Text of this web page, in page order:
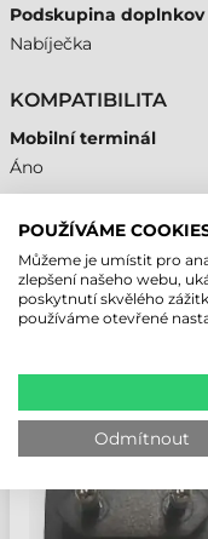
Podskupina doplnkov
Nabíječka
KOMPATIBILITA
Mobilní terminál
Áno
NAPOSLEDY
TC501, ET401
POUŽÍVÁME
Můžeme je umístit pro
zlepšení našeho webu,
poskytnutí skvělého
používáme otevřené
Odmítnout